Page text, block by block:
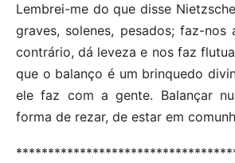
Lembrei-me do que disse
graves, solenes, pesados; faz-nos
contrário, dá leveza e nos faz
que o balanço é um brinquedo
ele faz com a gente. Balançar
forma de rezar, de estar em